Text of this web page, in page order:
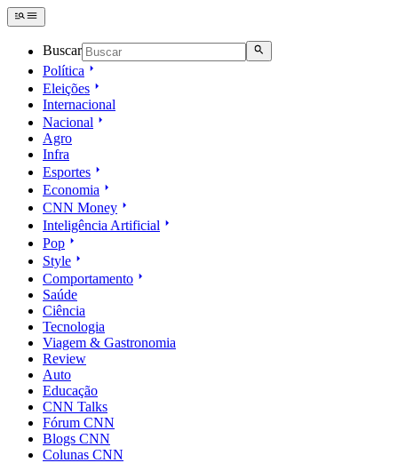
Buscar
Política
Eleições
Internacional
Nacional
Agro
Infra
Esportes
Economia
CNN Money
Inteligência Artificial
Pop
Style
Comportamento
Saúde
Ciência
Tecnologia
Viagem & Gastronomia
Review
Auto
Educação
CNN Talks
Fórum CNN
Blogs CNN
Colunas CNN